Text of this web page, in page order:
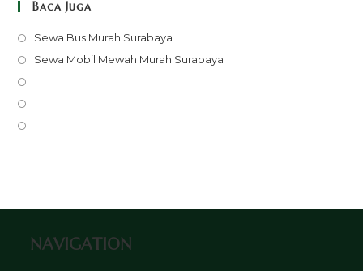
Baca Juga
Sewa Bus Murah Surabaya
in
Sewa Mobil Mewah Murah Surabaya
tab
NAVIGATION